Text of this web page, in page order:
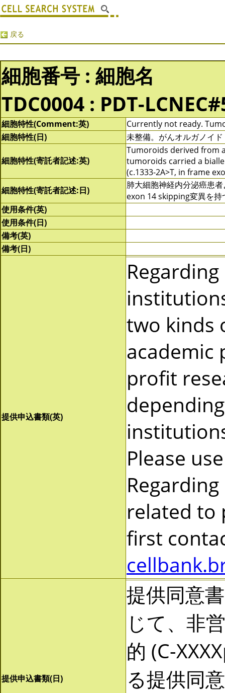
戻る
細胞番号 : 細胞名
TDC0004 : PDT-
細胞特性(Comment:英)
Currently not ready.
細胞特性(日)
未整備。がんオルガノイ
細胞特性(寄託者記述:英)
Tumoroids derived from
tumoroids carried a
(c.1333-2A>T, in frame
細胞特性(寄託者記述:日)
肺大細胞神経内分泌癌患
exon 14 skipping変異を持
使用条件(英)
使用条件(日)
備考(英)
備考(日)
提供申込書類(英)
two kinds
academic
profit
Please
related to
first
提供申込書類(日)
提供同意
じて、非
的 (C-
る提供同